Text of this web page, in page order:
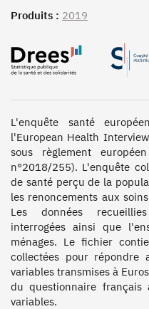
Produits : 2019
L'enquête santé
l'European Health
sous règlement
n°2018/255). L'enquête
de santé perçu de la
les renoncements aux
Les données
interrogées ainsi que
ménages. Le fichier
collectées pour répondre
variables transmises à
du questionnaire
variables.